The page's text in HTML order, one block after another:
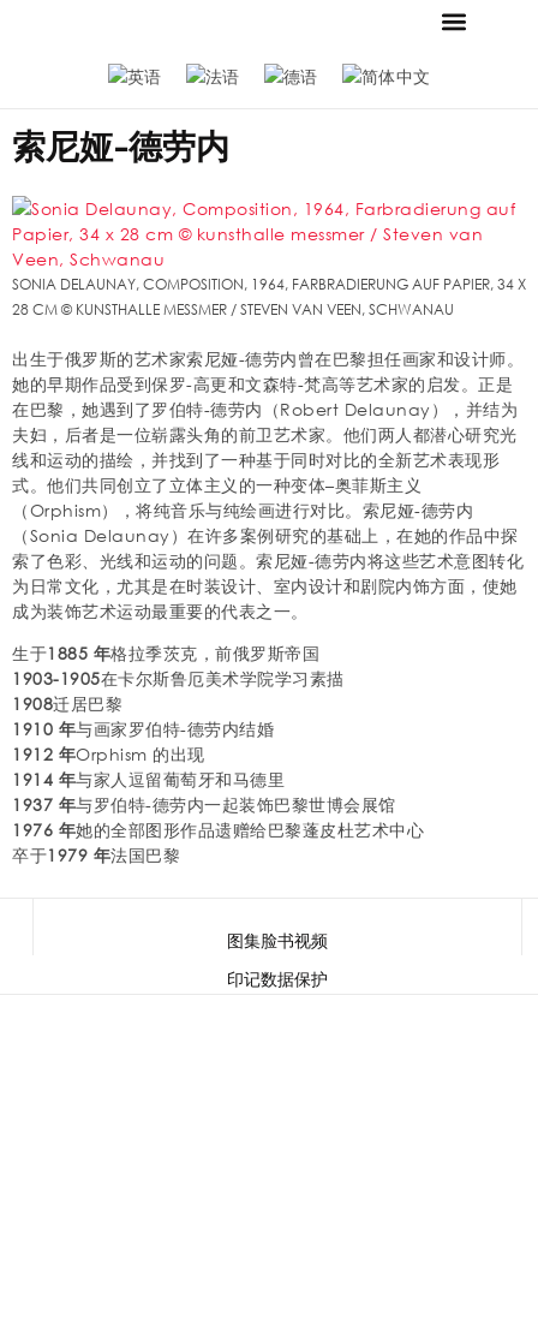
索尼娅-德劳内
SONIA DELAUNAY, COMPOSITION, 1964, FARBRADIERUNG AUF PAPIER, 34 X
28 CM © KUNSTHALLE MESSMER / STEVEN VAN VEEN, SCHWANAU
出生于俄罗斯的艺术家索尼娅-德劳内曾在巴黎担任画家和设计师。
她的早期作品受到保罗-高更和文森特-梵高等艺术家的启发。正是
在巴黎，她遇到了罗伯特-德劳内（Robert Delaunay），并结为
夫妇，后者是一位崭露头角的前卫艺术家。他们两人都潜心研究光
线和运动的描绘，并找到了一种基于同时对比的全新艺术表现形
式。他们共同创立了立体主义的一种变体–奥菲斯主义
（Orphism），将纯音乐与纯绘画进行对比。索尼娅-德劳内
（Sonia Delaunay）在许多案例研究的基础上，在她的作品中探
索了色彩、光线和运动的问题。索尼娅-德劳内将这些艺术意图转化
为日常文化，尤其是在时装设计、室内设计和剧院内饰方面，使她
成为装饰艺术运动最重要的代表之一。
生于1885 年格拉季茨克，前俄罗斯帝国
1903-1905在卡尔斯鲁厄美术学院学习素描
1908迁居巴黎
1910 年与画家罗伯特-德劳内结婚
1912 年Orphism 的出现
1914 年与家人逗留葡萄牙和马德里
1937 年与罗伯特-德劳内一起装饰巴黎世博会展馆
1976 年她的全部图形作品遗赠给巴黎蓬皮杜艺术中心
卒于1979 年法国巴黎
图集脸书视频
印记数据保护